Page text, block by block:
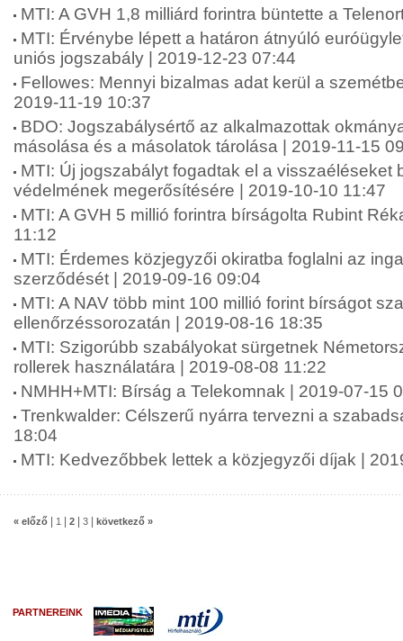
MTI: A GVH 1,8 milliárd forintra büntette a
MTI: Érvénybe lépett a határon átnyúló
uniós jogszabály | 2019-12-23 07:44
Fellowes: Mennyi bizalmas adat kerül a
2019-11-19 10:37
BDO: Jogszabálysértő az alkalmazottak
másolása és a másolatok tárolása | 2019-11-15
MTI: Új jogszabályt fogadtak el a visszaéléseket
védelmének megerősítésére | 2019-10-10 11:47
MTI: A GVH 5 millió forintra bírságolta Rubint
11:12
MTI: Érdemes közjegyzői okiratba foglalni az
szerződését | 2019-09-16 09:04
MTI: A NAV több mint 100 millió forint bírságot
ellenőrzéssorozatán | 2019-08-16 18:35
MTI: Szigorúbb szabályokat sürgetnek
rollerek használatára | 2019-08-08 11:22
NMHH+MTI: Bírság a Telekomnak | 2019-07-15
Trenkwalder: Célszerű nyárra tervezni a
18:04
MTI: Kedvezőbbek lettek a közjegyzői díjak |
« előző 1 2 3 következő »
PARTNEREINK